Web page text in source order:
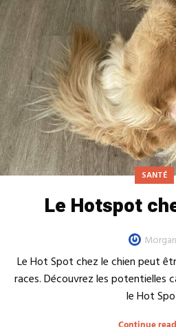
SANTÉ
Le Hotspot
Morgan
Le Hot Spot chez le chien peut
races. Découvrez les potentielles
le Hot